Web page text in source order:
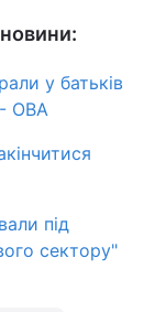
у батьків
ОВА
під
сектору"